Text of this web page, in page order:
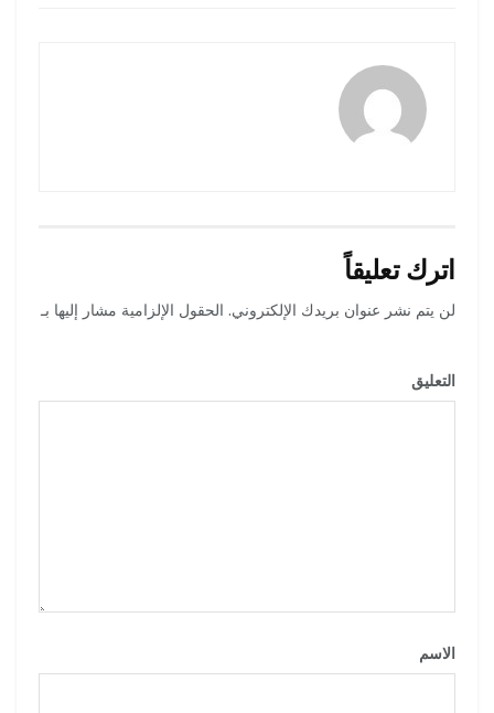
اترك تعليقاً
لن يتم نشر عنوان بريدك الإلكتروني. الحقول الإلزامية مشار إليها بـ
التعليق
الاسم